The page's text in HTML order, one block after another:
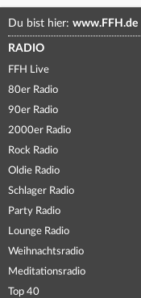
Du bist hier: www.FFH.de
RADIO
FFH Live
80er Radio
90er Radio
2000er Radio
Rock Radio
Oldie Radio
Schlager Radio
Party Radio
Lounge Radio
Weihnachtsradio
Meditationsradio
Top 40